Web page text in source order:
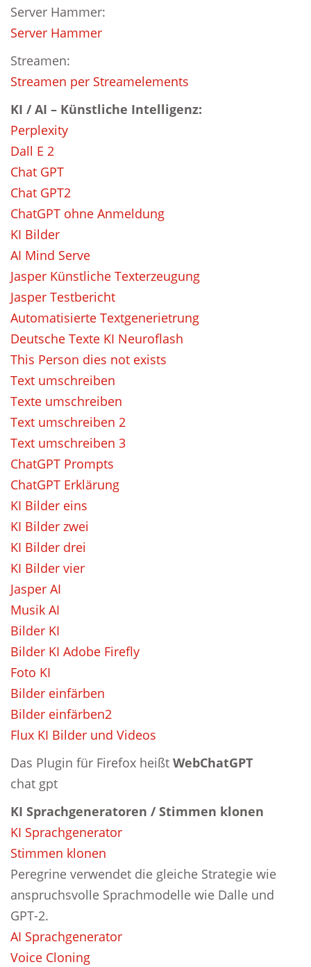
Server Hammer:
Server Hammer
Streamen:
Streamen per Streamelements
KI / AI – Künstliche Intelligenz:
Perplexity
Dall E 2
Chat GPT
Chat GPT2
ChatGPT ohne Anmeldung
KI Bilder
AI Mind Serve
Jasper Künstliche Texterzeugung
Jasper Testbericht
Automatisierte Textgenerietrung
Deutsche Texte KI Neuroflash
This Person dies not exists
Text umschreiben
Texte umschreiben
Text umschreiben 2
Text umschreiben 3
ChatGPT Prompts
ChatGPT Erklärung
KI Bilder eins
KI Bilder zwei
KI Bilder drei
KI Bilder vier
Jasper AI
Musik AI
Bilder KI
Bilder KI Adobe Firefly
Foto KI
Bilder einfärben
Bilder einfärben2
Flux KI Bilder und Videos
Das Plugin für Firefox heißt WebChatGPT
chat gpt
KI Sprachgeneratoren / Stimmen klonen
KI Sprachgenerator
Stimmen klonen
Peregrine verwendet die gleiche Strategie wie
anspruchsvolle Sprachmodelle wie Dalle und
GPT-2.
AI Sprachgenerator
Voice Cloning